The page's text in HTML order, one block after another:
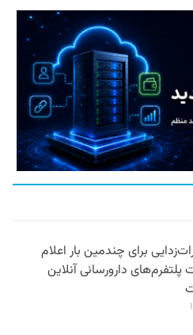
برای چندمین بار اعلام
پلتفرم‌های دارورسانی آنلاین